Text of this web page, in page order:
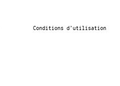
Conditions d’utilisation